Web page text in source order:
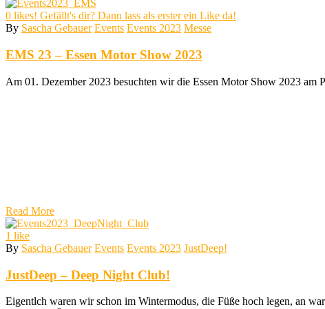
0 likes! Gefällt's dir? Dann lass als erster ein Like da!
By Sascha Gebauer Events Events 2023 Messe
EMS 23 – Essen Motor Show 2023
Am 01. Dezember 2023 besuchten wir die Essen Motor Show 2023
Read More
1 like
By Sascha Gebauer Events Events 2023 JustDeep!
JustDeep – Deep Night Club!
Eigentlch waren wir schon im Wintermodus, die Füße hoch legen, an